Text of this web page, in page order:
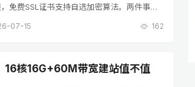
免费SSL证书支持自选加密算法。两件事都
。先说AI接口这块。以前宝塔内置的AI功能
07-15 162
16核16G+60M带宽建站值不值